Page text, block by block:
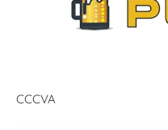
CCCVA